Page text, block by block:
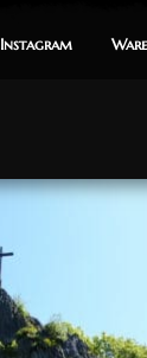
Instagram